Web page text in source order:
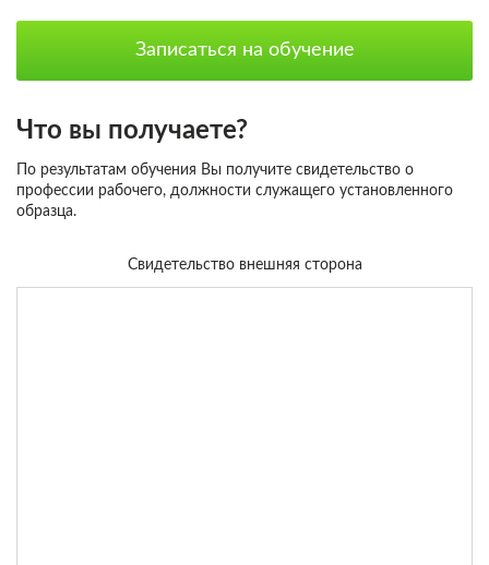
Записаться на обучение
Что вы получаете?
По результатам обучения Вы получите свидетельство о
профессии рабочего, должности служащего установленного
образца.
Свидетельство внешняя сторона